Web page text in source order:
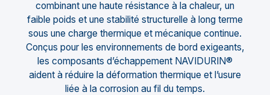
combinant une haute résistance à la chaleur, un
faible poids et une stabilité structurelle à long terme
sous une charge thermique et mécanique continue.
Conçus pour les environnements de bord exigeants,
les composants d’échappement NAVIDURIN®
aident à réduire la déformation thermique et l’usure
liée à la corrosion au fil du temps.